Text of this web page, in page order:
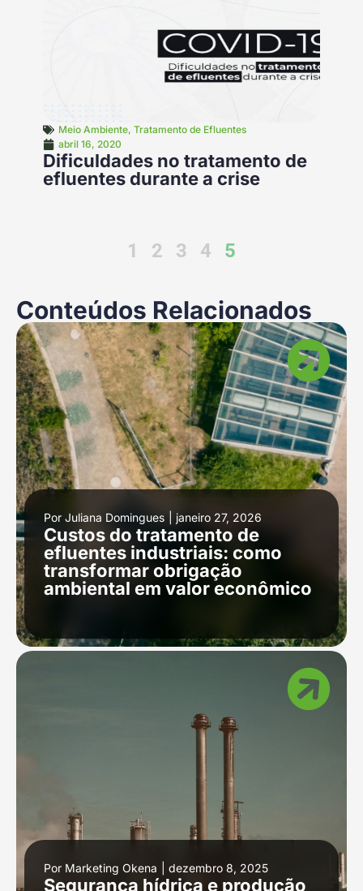
Meio Ambiente, Tratamento de Efluentes
abril 16, 2020
Dificuldades no tratamento de
efluentes durante a crise
1 2 3 4 5
Conteúdos Relacionados
Por Juliana Domingues janeiro 27, 2026
Custos do tratamento de
efluentes industriais: como
transformar obrigação
ambiental em valor econômico
Por Marketing Okena dezembro 8, 2025
Segurança hídrica e produção